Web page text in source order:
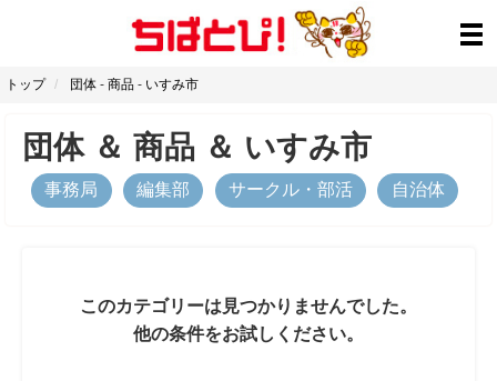
トップ 団体 - 商品 - いすみ市
団体＆ 商品 ＆ いすみ市
事務局 編集部 サークル・部活 自治体
このカテゴリーは見つかりませんでした。
他の条件をお試しください。